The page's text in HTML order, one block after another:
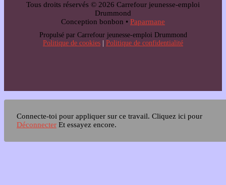
Tous droits réservés © 2026 Carrefour jeunesse-emploi
Drummond
Conception bonbon • Paparmane
Propulsé par Carrefour jeunesse-emploi Drummond
Politique de cookies
Politique de confidentialité
Connecte-toi pour appliquer sur ce travail. Cliquez ici pour
Déconnecter Et essayez encore.